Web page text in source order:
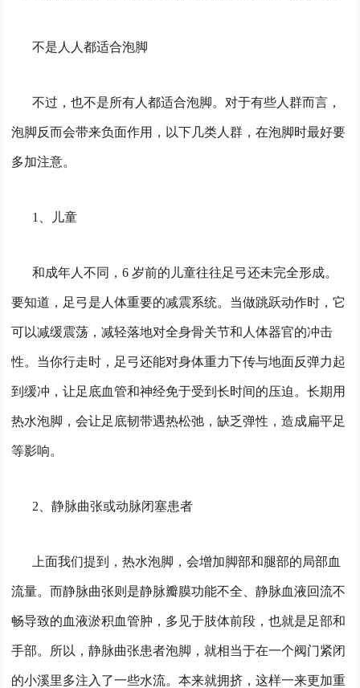
不是人人都适合泡脚
不过，也不是所有人都适合泡脚。对于有些人群而言，
泡脚反而会带来负面作用，以下几类人群，在泡脚时最好要
多加注意。
1、儿童
和成年人不同，6 岁前的儿童往往足弓还未完全形成。
要知道，足弓是人体重要的减震系统。当做跳跃动作时，它
可以减缓震荡，减轻落地对全身骨关节和人体器官的冲击
性。当你行走时，足弓还能对身体重力下传与地面反弹力起
到缓冲，让足底血管和神经免于受到长时间的压迫。长期用
热水泡脚，会让足底韧带遇热松弛，缺乏弹性，造成扁平足
等影响。
2、静脉曲张或动脉闭塞患者
上面我们提到，热水泡脚，会增加脚部和腿部的局部血
流量。而静脉曲张则是静脉瓣膜功能不全、静脉血液回流不
畅导致的血液淤积血管肿，多见于肢体前段，也就是足部和
手部。所以，静脉曲张患者泡脚，就相当于在一个阀门紧闭
的小溪里多注入了一些水流。本来就拥挤，这样一来更加重